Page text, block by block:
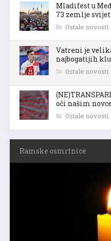
Mladifest u
73 zemlje
Ostale novosti
Vatreni je
najbogatijih
Ostale novosti
oči našim
Ostale novosti
Ramske osmrtnice